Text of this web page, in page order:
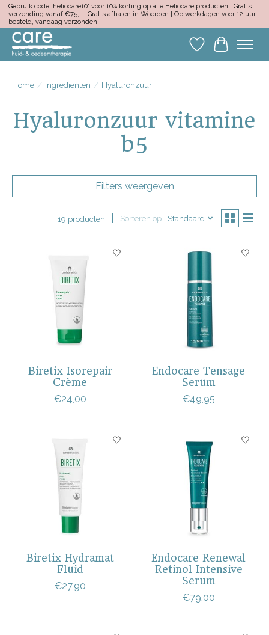
Gebruik code 'heliocare10' voor 10% korting op alle Heliocare producten | Gratis
verzending vanaf €75,- | Gratis afhalen in Woerden | Op werkdagen voor 12 uur
besteld, vandaag verzonden
Verlanglijst
Home / Ingrediënten / Hyaluronzuur
Hyaluronzuur vitamine
b5
Filters weergeven
19 producten Sorteren op Standaard
Biretix Isorepair
Crème
€24,00
Endocare Tensage
Serum
€49,95
Biretix Hydramat
Fluid
€27,90
Endocare Renewal
Retinol Intensive
Serum
€79,00